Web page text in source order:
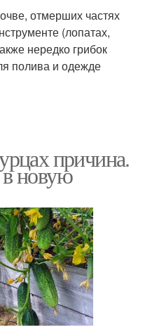
отмерших частях
(лопатах,
нередко грибок
полива и одежде
причина.
в новую